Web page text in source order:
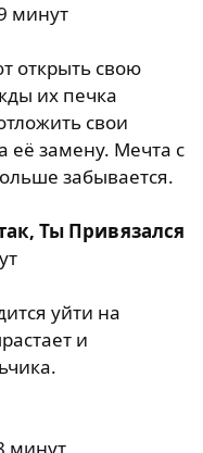
минут
открыть свою
их печка
свои
её замену. Мечта с
забывается.
Ты Привязался
уйти на
и